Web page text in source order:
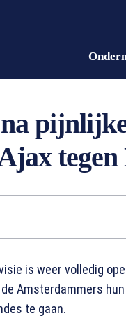
is weer volledig
Amsterdammers
te gaan.